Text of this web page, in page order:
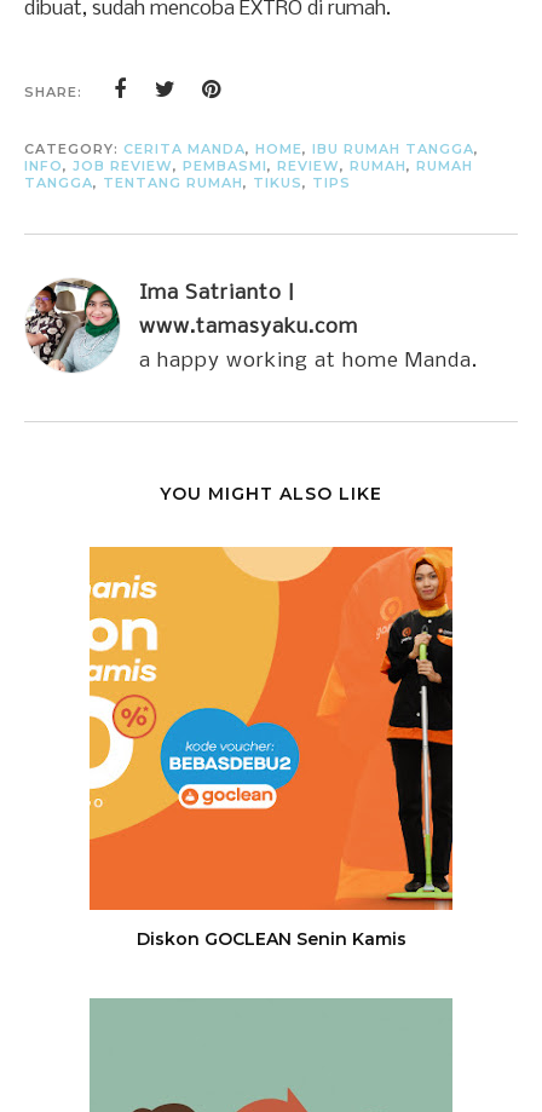
dibuat, sudah mencoba EXTRO di rumah.
SHARE:
CATEGORY: CERITA MANDA, HOME, IBU RUMAH TANGGA,
INFO, JOB REVIEW, PEMBASMI, REVIEW, RUMAH, RUMAH
TANGGA, TENTANG RUMAH, TIKUS, TIPS
Ima Satrianto |
www.tamasyaku.com
a happy working at home Manda.
YOU MIGHT ALSO LIKE
Diskon GOCLEAN Senin Kamis